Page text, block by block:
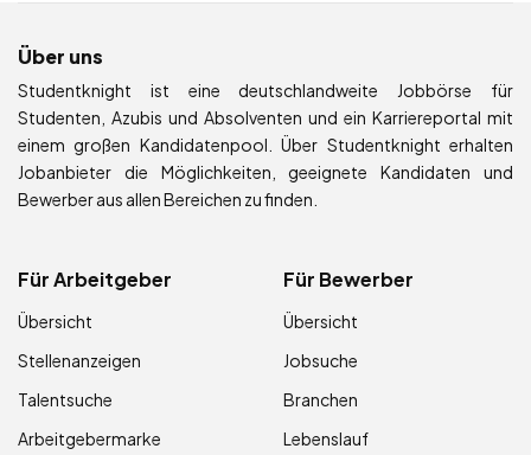
Über uns
Studentknight ist eine deutschlandweite Jobbörse für
Studenten, Azubis und Absolventen und ein Karriereportal mit
einem großen Kandidatenpool. Über Studentknight erhalten
Jobanbieter die Möglichkeiten, geeignete Kandidaten und
Bewerber aus allen Bereichen zu finden.
Für Arbeitgeber
Übersicht
Stellenanzeigen
Talentsuche
Arbeitgebermarke
Für Bewerber
Übersicht
Jobsuche
Branchen
Lebenslauf